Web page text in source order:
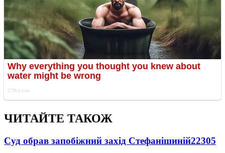
ЧИТАЙТЕ ТАКОЖ
Суд обрав запобіжний захід Стефанішиній22305